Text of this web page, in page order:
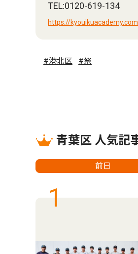
TEL:0120-619-134
https://
#港北区 #祭
青葉区 人気記
前日
1